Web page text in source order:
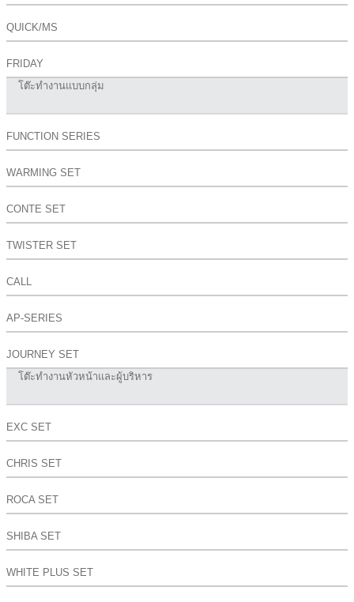
QUICK/MS
FRIDAY
โต๊ะทำงานแบบกลุ่ม
FUNCTION SERIES
WARMING SET
CONTE SET
TWISTER SET
CALL
AP-SERIES
JOURNEY SET
โต๊ะทำงานหัวหน้าและผู้บริหาร
EXC SET
CHRIS SET
ROCA SET
SHIBA SET
WHITE PLUS SET